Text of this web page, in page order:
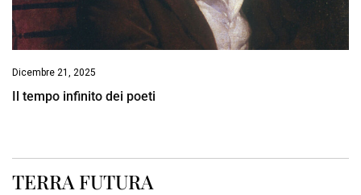
Dicembre 21, 2025
Il tempo infinito dei poeti
TERRA FUTURA